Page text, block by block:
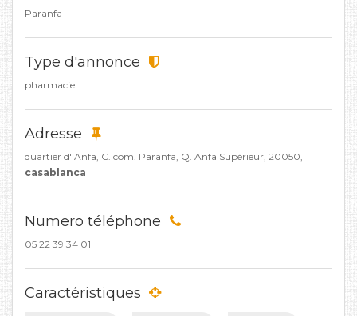
Paranfa
Type d'annonce
pharmacie
Adresse
quartier d' Anfa, C. com. Paranfa, Q. Anfa Supérieur, 20050,
casablanca
Numero téléphone
05 22 39 34 01
Caractéristiques